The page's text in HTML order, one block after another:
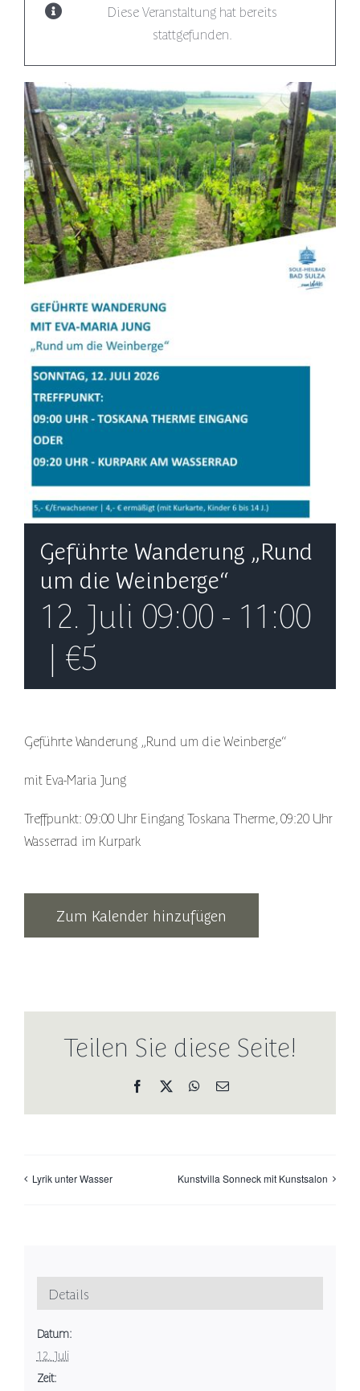
Diese Veranstaltung hat bereits
stattgefunden.
Geführte Wanderung „Rund
um die Weinberge“
12. Juli 09:00 - 11:00
| €5
Geführte Wanderung „Rund um die Weinberge“
mit Eva-Maria Jung
Treffpunkt: 09:00 Uhr Eingang Toskana Therme, 09:20 Uhr
Wasserrad im Kurpark
Zum Kalender hinzufügen
Teilen Sie diese Seite!
Facebook WhatsApp
E-
Lyrik unter Wasser Kunstvilla Sonneck mit Kunstsalon
Details
Datum:
12. Juli
Zeit: